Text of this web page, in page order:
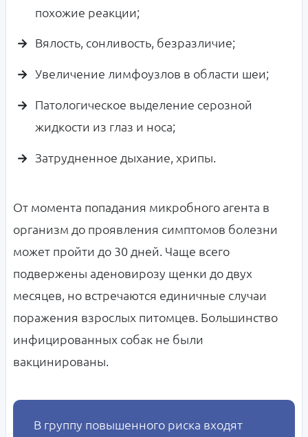
похожие реакции;
Вялость, сонливость, безразличие;
Увеличение лимфоузлов в области шеи;
Патологическое выделение серозной
жидкости из глаз и носа;
Затрудненное дыхание, хрипы.
От момента попадания микробного агента в
организм до проявления симптомов болезни
может пройти до 30 дней. Чаще всего
подвержены аденовирозу щенки до двух
месяцев, но встречаются единичные случаи
поражения взрослых питомцев. Большинство
инфицированных собак не были
вакцинированы.
В группу повышенного риска входят